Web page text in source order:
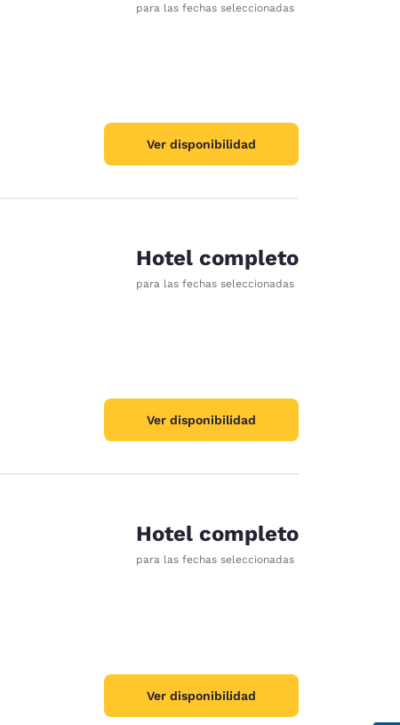
para las fechas seleccionadas
Ver disponibilidad
Hotel completo
para las fechas seleccionadas
Ver disponibilidad
Hotel completo
para las fechas seleccionadas
Ver disponibilidad